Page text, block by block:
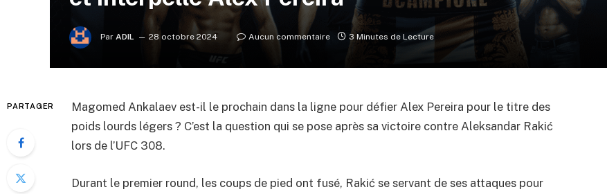
Par ADIL 28 octobre 2024 Aucun commentaire 3 Minutes de Lecture
PARTAGER
Magomed Ankalaev est-il le prochain dans la ligne pour défier Alex Pereira pour le titre des
poids lourds légers ? C’est la question qui se pose après sa victoire contre Aleksandar Rakić
lors de l’UFC 308.
Durant le premier round, les coups de pied ont fusé, Rakić se servant de ses attaques pour